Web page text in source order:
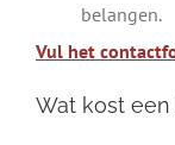
belangen.
Vul het
Wat kost